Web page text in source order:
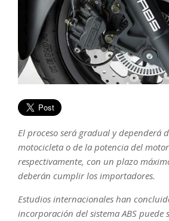
El proceso será gradual y dependerá
motocicleta o de la potencia del
respectivamente, con un plazo
deberán cumplir los importadores.
Estudios internacionales han
incorporación del sistema ABS puede